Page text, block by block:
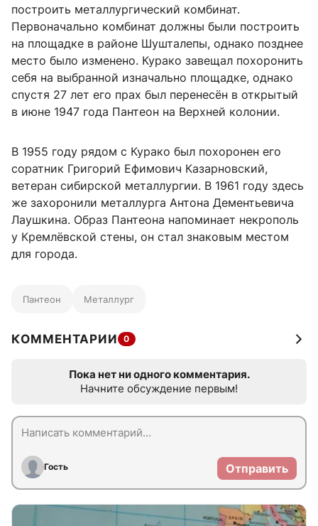
построить металлургический комбинат.
Первоначально комбинат должны были построить
на площадке в районе Шушталепы, однако позднее
место было изменено. Курако завещал похоронить
себя на выбранной изначально площадке, однако
спустя 27 лет его прах был перенесён в открытый
в июне 1947 года Пантеон на Верхней колонии.
В 1955 году рядом с Курако был похоронен его
соратник Григорий Ефимович Казарновский,
ветеран сибирской металлургии. В 1961 году здесь
же захоронили металлурга Антона Дементьевича
Лаушкина. Образ Пантеона напоминает некрополь
у Кремлёвской стены, он стал знаковым местом
для города.
Пантеон Металлург
КОММЕНТАРИИ 0
Пока нет ни одного комментария.
Начните обсуждение первым!
Гость Отправить